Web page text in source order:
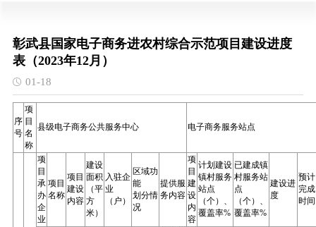
彰武县国家电子商务进农村综合示范项目建设进度
表（2023年12月）
01-18
序
号
项
目
名
称
县级电子商务公共服务中心 电子商务服务站点
项
目
承
办
企
业
项目
名称
项目
建设
内容
建设
面积
（平
方
米）
入驻企
业
（户）
区域功
能
划分情
况
提供服
务内容
项
目
建
设
内
容
计划建设
镇村服务
站点
（个）、
覆盖率%
已建成镇
村服务站
点
（个）、
覆盖率%
建设进
度
预计
完成
时间